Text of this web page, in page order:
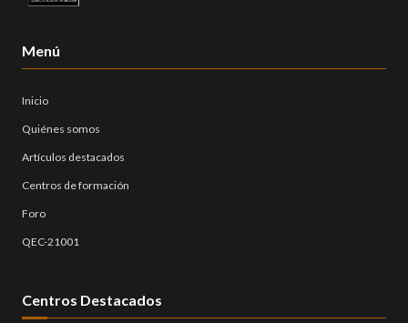
Menú
Inicio
Quiénes somos
Artículos destacados
Centros de formación
Foro
QEC-21001
Centros Destacados